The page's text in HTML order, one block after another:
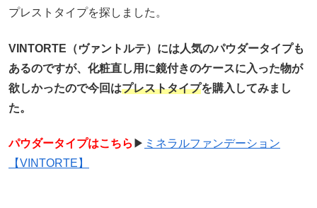
プレストタイプを探しました。
VINTORTE（ヴァントルテ）には人気のパウダータイプも
あるのですが、化粧直し用に鏡付きのケースに入った物が
欲しかったので今回はプレストタイプを購入してみまし
た。
パウダータイプはこちら ▶︎ ミネラルファンデーション
【VINTORTE】